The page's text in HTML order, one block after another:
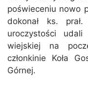
poświeceniu nowo
dokonał ks.
uroczystości
wiejskiej na
członkinie Koła
Górnej.